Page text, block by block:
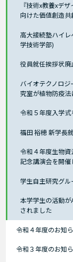
『技術x教養xデ
向けた価値創造
高大接続塾ハイ
学技術学部)
役員就任挨拶状
バイオテクノロ
究室が植物防疫
令和５年度入学
福田 裕穂 新学長
令和４年度生物
記念講演会を開催
学生自主研究グル
本学学生の活動
されました
令和４年度のお知
令和３年度のお知